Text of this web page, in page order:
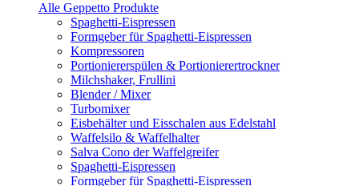
Alle Geppetto Produkte
Spaghetti-Eispressen
Formgeber für Spaghetti-Eispressen
Kompressoren
Portioniererspülen & Portionierertrockner
Milchshaker, Frullini
Blender / Mixer
Turbomixer
Eisbehälter und Eisschalen aus Edelstahl
Waffelsilo & Waffelhalter
Salva Cono der Waffelgreifer
Spaghetti-Eispressen
Formgeber für Spaghetti-Eispressen